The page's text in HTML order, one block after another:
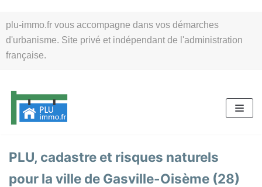
plu-immo.fr vous accompagne dans vos démarches
d'urbanisme. Site privé et indépendant de l'administration
française.
au
contenu
PLU, cadastre et risques naturels
pour la ville de Gasville-Oisème (28)